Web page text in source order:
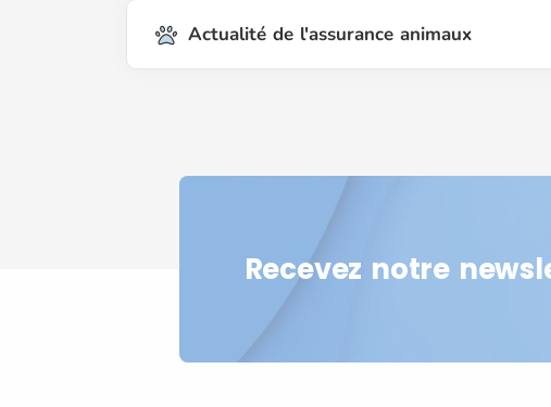
Actualité de l'assurance animaux
Recevez notre